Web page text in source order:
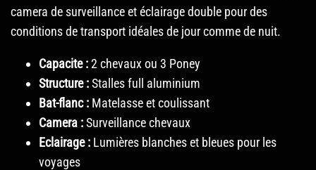
camera de surveillance et éclairage double pour des
conditions de transport idéales de jour comme de nuit.
Capacite :2 chevaux ou 3 Poney
Structure :Stalles full aluminium
Bat-flanc : Matelasse et coulissant
Camera :Surveillance chevaux
Eclairage : Lumières blanches et bleues pour les
voyages